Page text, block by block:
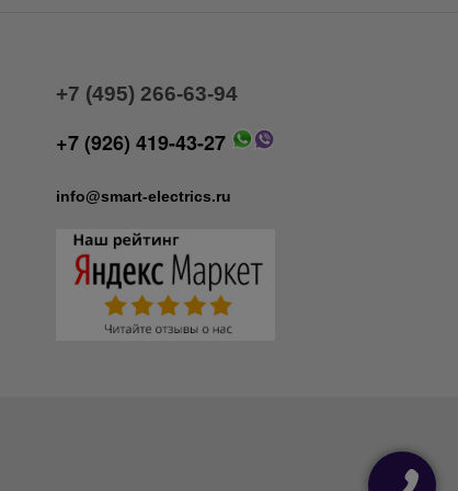
+7 (495) 266-63-94
+7 (926) 419-43-27
info@smart-electrics.ru